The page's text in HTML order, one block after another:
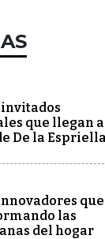
invitados
que llegan a
De la Espriella
que
las
del hogar